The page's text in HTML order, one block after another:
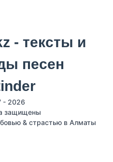
- 2026
защищены
& страстью в Алматы